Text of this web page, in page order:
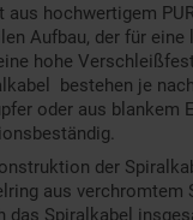
aus hochwertigem
Aufbau, der für eine
hohe
bestehen je
oder aus blankem
der
aus verchromtem
das Spiralkabel